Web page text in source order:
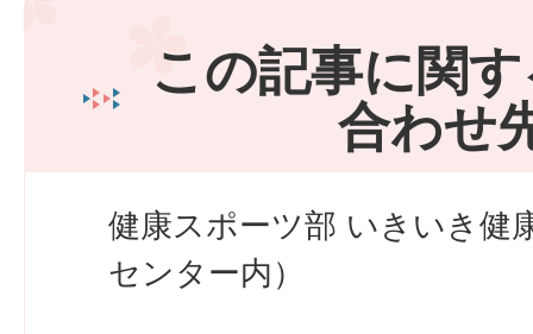
この記事に関
合わせ
健康スポーツ部 いきいき健
センター内）